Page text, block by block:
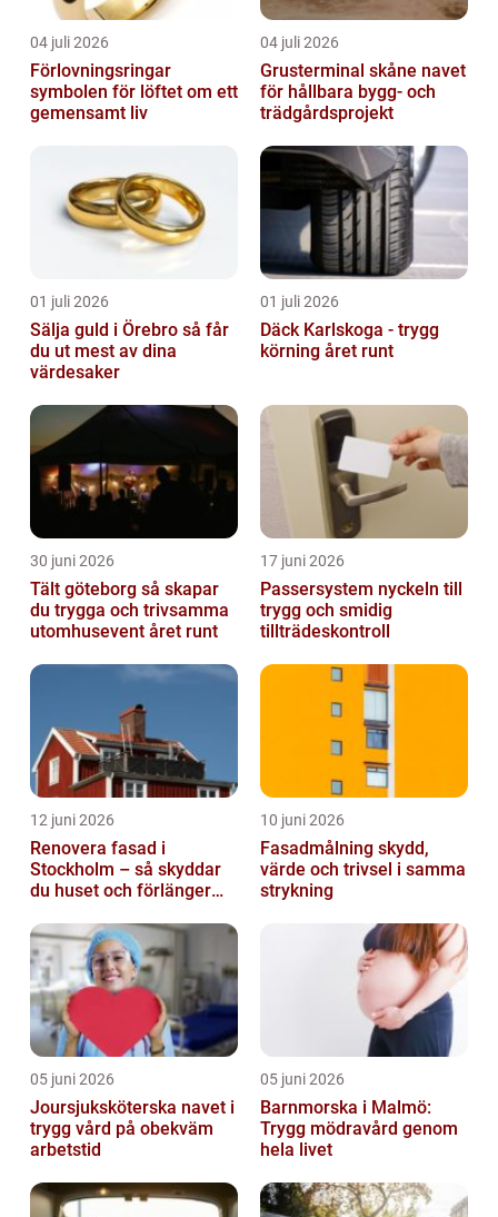
04 juli 2026
Förlovningsringar
symbolen för löftet om ett
gemensamt liv
04 juli 2026
Grusterminal skåne navet
för hållbara bygg- och
trädgårdsprojekt
01 juli 2026
Sälja guld i Örebro så får
du ut mest av dina
värdesaker
01 juli 2026
Däck Karlskoga - trygg
körning året runt
30 juni 2026
Tält göteborg så skapar
du trygga och trivsamma
utomhusevent året runt
17 juni 2026
Passersystem nyckeln till
trygg och smidig
tillträdeskontroll
12 juni 2026
Renovera fasad i
Stockholm – så skyddar
du huset och förlänger
10 juni 2026
Fasadmålning skydd,
värde och trivsel i samma
strykning
05 juni 2026
Joursjuksköterska navet i
trygg vård på obekväm
arbetstid
05 juni 2026
Barnmorska i Malmö:
Trygg mödravård genom
hela livet